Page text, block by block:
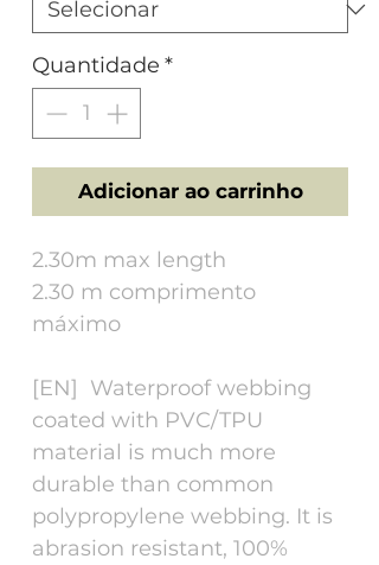
Quantidade *
Adicionar ao carrinho
2.30m max length
2.30 m comprimento
máximo
[EN] Waterproof webbing
coated with PVC/TPU
material is much more
durable than common
polypropylene webbing. It is
abrasion resistant, 100%